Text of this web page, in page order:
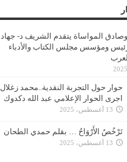
وصادق المواساة يتقدم الشريف د- جهاد
ومؤسس مجلس الكتاب والأدباء
حوار حول التجربة النقدية..محمد زغلال
اجرى الحوار الإعلامي عبد الله دكدوك
13 أغسطس، 2025
تَرْخُصُ الأَرْوَاحُ … بقلم حمدي الطحان
13 أغسطس، 2025